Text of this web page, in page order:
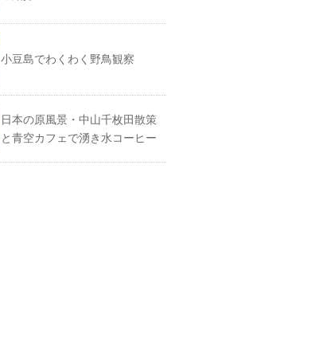
小豆島でわくわく野鳥観察
日本の原風景・中山千枚田散策
と青空カフェで湧き水コーヒー